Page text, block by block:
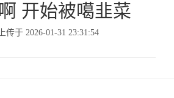
开始被噶韭菜
传于 2026-01-31 23:31:54